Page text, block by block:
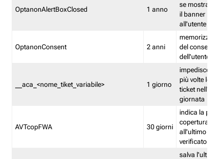
OptanonAlertBoxClosed 1 anno
se mostrare
il banner
all'utente
OptanonConsent 2 anni
memorizza
del
dell'utente
__aca_<nome_tiket_variabile> 1 giorno
impedisce di
più volte lo
ticket
giornata
AVTcopFWA 30 giorni
indica la
copertura
all'ultimo
verificato
salva l'ultima